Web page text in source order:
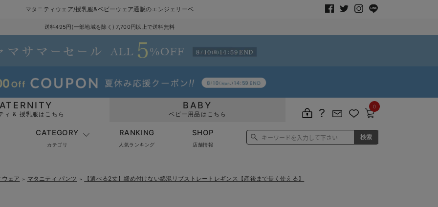
マタニティウェア/授乳服&ベビーウェア通販のエンジェリーベ
送料495円(一部地域を除く) 7,700円以上で送料無料
ィ & 授乳服はこちら
BABY
ベビー用品はこちら
0
CATEGORY
カテゴリ
RANKING
人気ランキング
SHOP
店舗情報
ェア ＞ マタニティ パンツ ＞ 【選べる2丈】締め付けない綿混リブストレートレギンス【産後まで長く使える】